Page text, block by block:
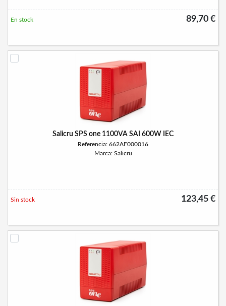
89,70 €
En stock
Salicru SPS one 1100VA SAI 600W IEC
Referencia: 662AF000016
Marca: Salicru
123,45 €
Sin stock